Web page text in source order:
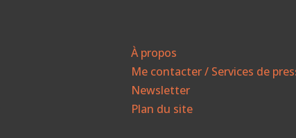
À propos
Me contacter / Services de
Newsletter
Plan du site